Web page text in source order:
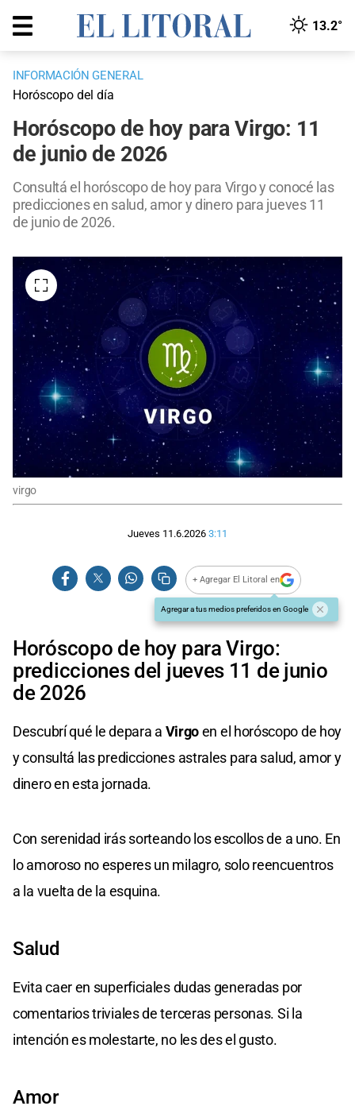
13.2°
INFORMACIÓN GENERAL
Horóscopo del día
Horóscopo de hoy para Virgo: 11
de junio de 2026
Consultá el horóscopo de hoy para Virgo y conocé las
predicciones en salud, amor y dinero para jueves 11
de junio de 2026.
virgo
Jueves 11.6.2026 3:11
+ Agregar El Litoral en
Agregar a tus medios preferidos en Google
Horóscopo de hoy para Virgo:
predicciones del jueves 11 de junio
de 2026
Descubrí qué le depara a Virgoen el horóscopo de hoy
y consultá las predicciones astrales para salud, amor y
dinero en esta jornada.
Con serenidad irás sorteando los escollos de a uno. En
lo amoroso no esperes un milagro, solo reencuentros
a la vuelta de la esquina.
Salud
Evita caer en superficiales dudas generadas por
comentarios triviales de terceras personas. Si la
intención es molestarte, no les des el gusto.
Amor